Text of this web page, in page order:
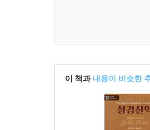
이 저작 전체의 방법론적인
이 책과 내용이 비슷한